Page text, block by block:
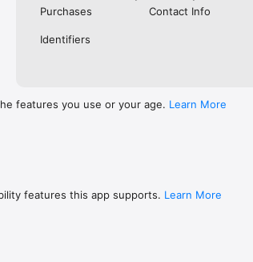
Purchases
Contact Info
Identifiers
features you use or your age. Learn More
features this app supports. Learn More